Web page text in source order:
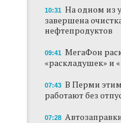
10:31 На одном из
завершена
нефтепродуктов
09:41 МегаФон
«раскладушек» и
07:43 В Перми
работают без
07:28